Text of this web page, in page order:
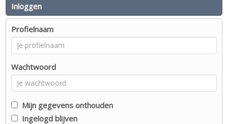
Inloggen
Profielnaam
Wachtwoord
Mijn gegevens onthouden
Ingelogd blijven